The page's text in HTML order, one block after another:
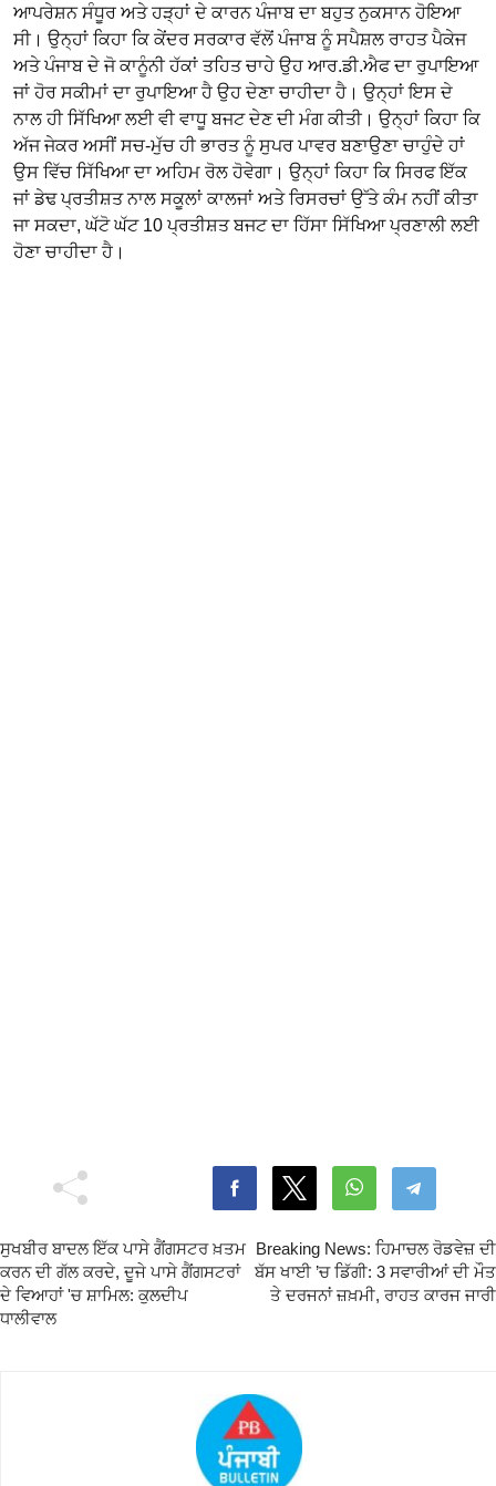
ਆਪਰੇਸ਼ਨ ਸੰਧੂਰ ਅਤੇ ਹੜ੍ਹਾਂ ਦੇ ਕਾਰਨ ਪੰਜਾਬ ਦਾ ਬਹੁਤ ਨੁਕਸਾਨ ਹੋਇਆ
ਸੀ। ਉਨ੍ਹਾਂ ਕਿਹਾ ਕਿ ਕੇਂਦਰ ਸਰਕਾਰ ਵੱਲੋਂ ਪੰਜਾਬ ਨੂੰ ਸਪੈਸ਼ਲ ਰਾਹਤ ਪੈਕੇਜ
ਅਤੇ ਪੰਜਾਬ ਦੇ ਜੋ ਕਾਨੂੰਨੀ ਹੱਕਾਂ ਤਹਿਤ ਚਾਹੇ ਉਹ ਆਰ.ਡੀ.ਐਫ ਦਾ ਰੁਪਾਇਆ
ਜਾਂ ਹੋਰ ਸਕੀਮਾਂ ਦਾ ਰੁਪਾਇਆ ਹੈ ਉਹ ਦੇਣਾ ਚਾਹੀਦਾ ਹੈ। ਉਨ੍ਹਾਂ ਇਸ ਦੇ
ਨਾਲ ਹੀ ਸਿੱਖਿਆ ਲਈ ਵੀ ਵਾਧੂ ਬਜਟ ਦੇਣ ਦੀ ਮੰਗ ਕੀਤੀ। ਉਨ੍ਹਾਂ ਕਿਹਾ ਕਿ
ਅੱਜ ਜੇਕਰ ਅਸੀਂ ਸਚ-ਮੁੱਚ ਹੀ ਭਾਰਤ ਨੂੰ ਸੁਪਰ ਪਾਵਰ ਬਣਾਉਣਾ ਚਾਹੁੰਦੇ ਹਾਂ
ਉਸ ਵਿੱਚ ਸਿੱਖਿਆ ਦਾ ਅਹਿਮ ਰੋਲ ਹੋਵੇਗਾ। ਉਨ੍ਹਾਂ ਕਿਹਾ ਕਿ ਸਿਰਫ ਇੱਕ
ਜਾਂ ਡੇਢ ਪ੍ਰਤੀਸ਼ਤ ਨਾਲ ਸਕੂਲਾਂ ਕਾਲਜਾਂ ਅਤੇ ਰਿਸਰਚਾਂ ਉੱਤੇ ਕੰਮ ਨਹੀਂ ਕੀਤਾ
ਜਾ ਸਕਦਾ, ਘੱਟੋ ਘੱਟ 10 ਪ੍ਰਤੀਸ਼ਤ ਬਜਟ ਦਾ ਹਿੱਸਾ ਸਿੱਖਿਆ ਪ੍ਰਣਾਲੀ ਲਈ
ਹੋਣਾ ਚਾਹੀਦਾ ਹੈ।
ਸੁਖਬੀਰ ਬਾਦਲ ਇੱਕ ਪਾਸੇ ਗੈਂਗਸਟਰ ਖ਼ਤਮ
ਕਰਨ ਦੀ ਗੱਲ ਕਰਦੇ, ਦੂਜੇ ਪਾਸੇ ਗੈਂਗਸਟਰਾਂ
ਦੇ ਵਿਆਹਾਂ 'ਚ ਸ਼ਾਮਿਲ: ਕੁਲਦੀਪ
ਧਾਲੀਵਾਲ
Breaking News: ਹਿਮਾਚਲ ਰੋਡਵੇਜ਼ ਦੀ
ਬੱਸ ਖਾਈ ’ਚ ਡਿੱਗੀ: 3 ਸਵਾਰੀਆਂ ਦੀ ਮੌਤ
ਤੇ ਦਰਜਨਾਂ ਜ਼ਖ਼ਮੀ, ਰਾਹਤ ਕਾਰਜ ਜਾਰੀ